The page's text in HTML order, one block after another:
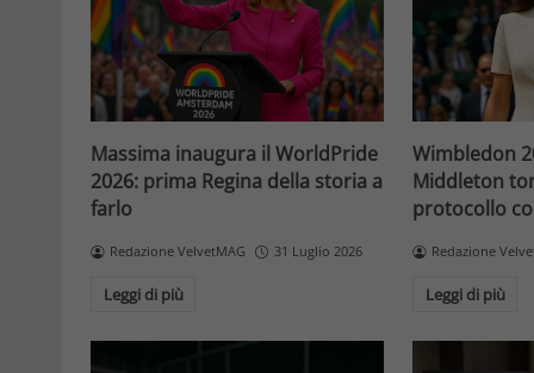
Massima inaugura il WorldPride
2026: prima Regina della storia a
farlo
Redazione VelvetMAG 31 Luglio 2026
Leggi di più
Wimbledon
Middleton
protocollo
Redazione
Leggi di più